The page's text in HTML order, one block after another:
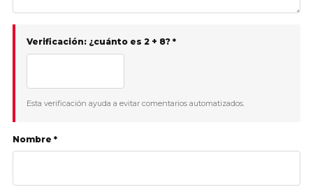
Verificación: ¿cuánto es 2 + 8? *
Esta verificación ayuda a evitar comentarios automatizados.
Nombre *